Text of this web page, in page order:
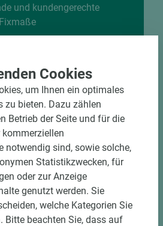
und kundengerechte
Cookies
um Ihnen ein optimales
zu bieten. Dazu zählen
Betrieb der Seite und für die
kommerziellen
notwendig sind, sowie solche,
Statistikzwecken, für
oder zur Anzeige
genutzt werden. Sie
welche Kategorien Sie
Bitte beachten Sie, dass auf